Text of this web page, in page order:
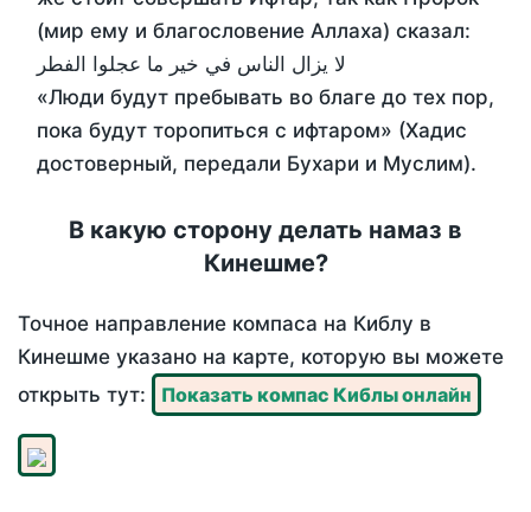
(мир ему и благословение Аллаха) сказал:
لا يزال الناس في خير ما عجلوا الفطر
«Люди будут пребывать во благе до тех пор,
пока будут торопиться с ифтаром» (Хадис
достоверный, передали Бухари и Муслим).
В какую сторону делать намаз в
Кинешме?
Точное направление компаса на Киблу в
Кинешме указано на карте, которую вы можете
открыть тут:
Показать компас Киблы онлайн